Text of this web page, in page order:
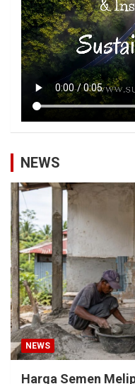
NEWS
NEWS
Harga Semen